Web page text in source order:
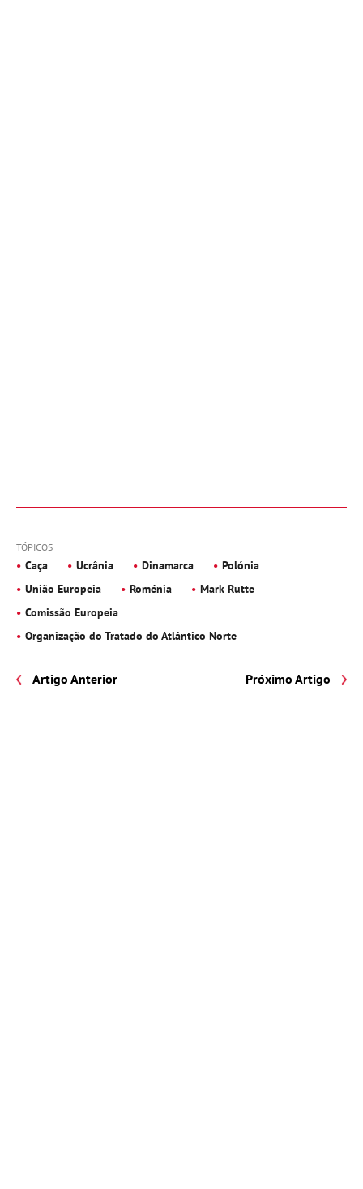
TÓPICOS
Caça Ucrânia Dinamarca
Polónia
União Europeia
Roménia
Mark Rutte
Comissão Europeia
Organização do Tratado do Atlântico Norte
Artigo Anterior Próximo Artigo